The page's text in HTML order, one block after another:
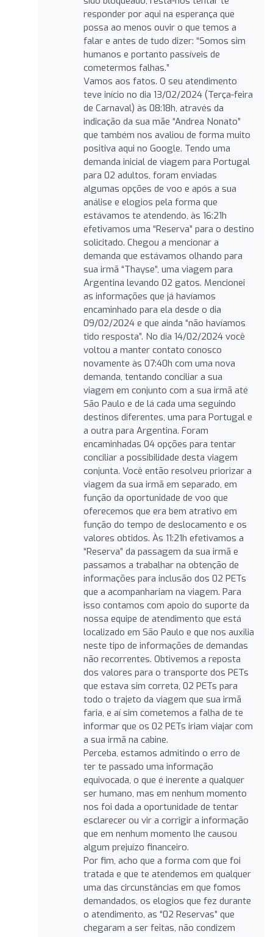
responder por aqui na esperança que
possa ao menos ouvir o que temos a
falar e antes de tudo dizer: “Somos sim
humanos e portanto passíveis de
cometermos falhas.”
Vamos aos fatos. O seu atendimento
teve início no dia 13/02/2024 (Terça-feira
de Carnaval) às 08:18h, através da
indicação da sua mãe “Andrea Nonato”
que também nos avaliou de forma muito
positiva aqui no Google. Tendo uma
demanda inicial de viagem para Portugal
para 02 adultos, foram enviadas
algumas opções de voo e após a sua
análise e elogios pela forma que
estávamos te atendendo, às 16:21h
efetivamos uma “Reserva” para o destino
solicitado. Chegou a mencionar a
demanda que estávamos olhando para
sua irmã “Thayse”, uma viagem para
Argentina levando 02 gatos. Mencionei
as informações que já havíamos
encaminhado para ela desde o dia
09/02/2024 e que ainda “não havíamos
tido resposta”. No dia 14/02/2024 você
voltou a manter contato conosco
novamente às 07:40h com uma nova
demanda, tentando conciliar a sua
viagem em conjunto com a sua irmã até
São Paulo e de lá cada uma seguindo
destinos diferentes, uma para Portugal e
a outra para Argentina. Foram
encaminhadas 04 opções para tentar
conciliar a possibilidade desta viagem
conjunta. Você então resolveu priorizar a
viagem da sua irmã em separado, em
função da oportunidade de voo que
oferecemos que era bem atrativo em
função do tempo de deslocamento e os
valores obtidos. Às 11:21h efetivamos a
“Reserva” da passagem da sua irmã e
passamos a trabalhar na obtenção de
informações para inclusão dos 02 PETs
que a acompanhariam na viagem. Para
isso contamos com apoio do suporte da
nossa equipe de atendimento que está
localizado em São Paulo e que nos auxilia
neste tipo de informações de demandas
não recorrentes. Obtivemos a reposta
dos valores para o transporte dos PETs
que estava sim correta, 02 PETs para
todo o trajeto da viagem que sua irmã
faria, e aí sim cometemos a falha de te
informar que os 02 PETs iriam viajar com
a sua irmã na cabine.
Perceba, estamos admitindo o erro de
ter te passado uma informação
equivocada, o que é inerente a qualquer
ser humano, mas em nenhum momento
nos foi dada a oportunidade de tentar
esclarecer ou vir a corrigir a informação
que em nenhum momento lhe causou
algum prejuízo financeiro.
Por fim, acho que a forma com que foi
tratada e que te atendemos em qualquer
uma das circunstâncias em que fomos
demandados, os elogios que fez durante
o atendimento, as “02 Reservas” que
chegaram a ser feitas, não condizem